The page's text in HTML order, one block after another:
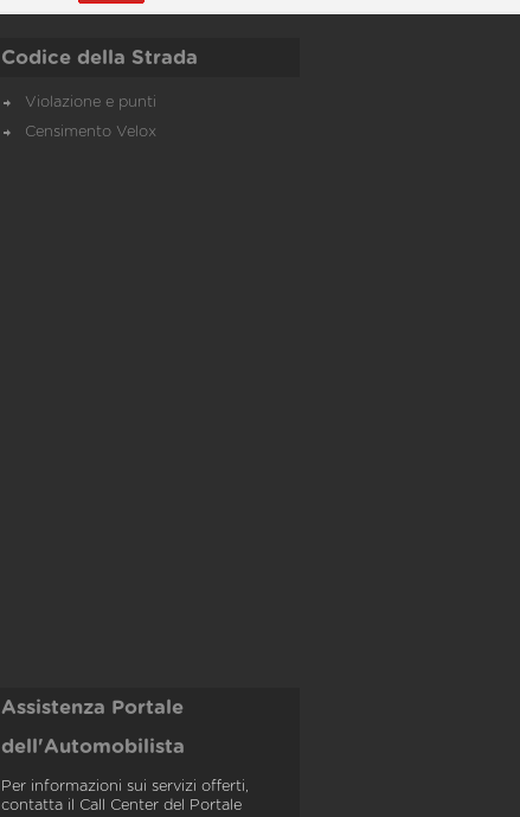
Codice della Strada
Violazione e punti
Censimento Velox
Assistenza Portale
dell'Automobilista
Per informazioni sui servizi offerti,
contatta il Call Center del Portale